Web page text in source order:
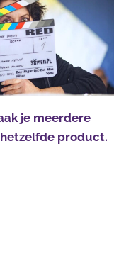
je meerdere
hetzelfde product.